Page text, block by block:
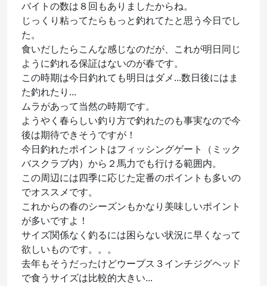
バイトの数は８回もありましたからね。
じっくり粘ってたらもっと釣れてたと思う今日でし
た。
食いだしたらこんな感じなのだが、これが明日同じ
ように釣れる保証はないのが春です。
この時期は今日釣れても明日はダメ...数日後にはま
た釣れたり...
ムラがあって当然の時期です。
ようやく春らしい釣り方で釣れたのも事実なので今
後は期待できそうですが！
今日釣れたポイントはフィッシングゲート（ミック
バスクラブ内）から２馬力でも行ける範囲内。
この周辺には四季に応じた定番のポイントも多いの
でオススメです。
これからの春のシーズンもかなり美味しいポイント
が多いですよ！
サイズ関係なく釣るには困らない状況に早くなって
欲しいものです。。。
去年もそうだったけどウープス３インチジグヘッド
で食うサイズは比較的大きい...